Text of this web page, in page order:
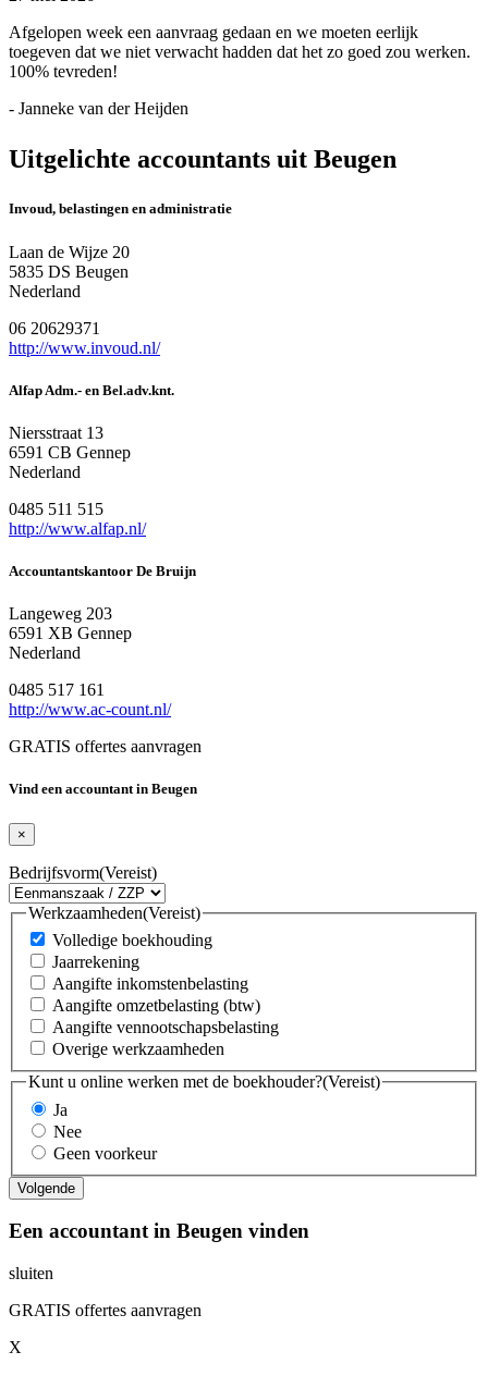
Afgelopen week een aanvraag gedaan en we moeten eerlijk
toegeven dat we niet verwacht hadden dat het zo goed zou werken.
100% tevreden!
- Janneke van der Heijden
Uitgelichte accountants uit Beugen
Invoud, belastingen en administratie
Laan de Wijze 20
5835 DS Beugen
Nederland
06 20629371
http://www.invoud.nl/
Alfap Adm.- en Bel.adv.knt.
Niersstraat 13
6591 CB Gennep
Nederland
0485 511 515
http://www.alfap.nl/
Accountantskantoor De Bruijn
Langeweg 203
6591 XB Gennep
Nederland
0485 517 161
http://www.ac-count.nl/
GRATIS offertes aanvragen
Vind een accountant in Beugen
×
Bedrijfsvorm(Vereist)
Werkzaamheden(Vereist)
Volledige boekhouding
Jaarrekening
Aangifte inkomstenbelasting
Aangifte omzetbelasting (btw)
Aangifte vennootschapsbelasting
Overige werkzaamheden
Kunt u online werken met de boekhouder?(Vereist)
Ja
Nee
Geen voorkeur
Een accountant in Beugen vinden
sluiten
GRATIS offertes aanvragen
X